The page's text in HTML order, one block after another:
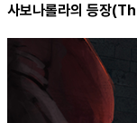
사보나롤라의 등장